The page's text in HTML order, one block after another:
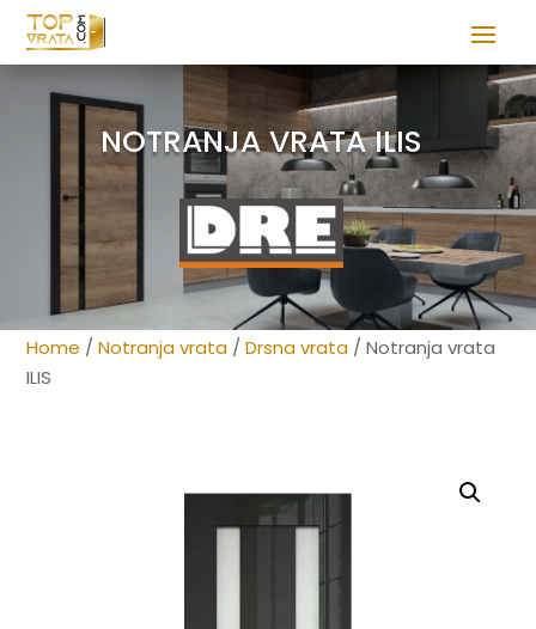
NOTRANJA VRATA ILIS
Home /Notranja vrata /Drsna vrata / Notranja vrata
ILIS